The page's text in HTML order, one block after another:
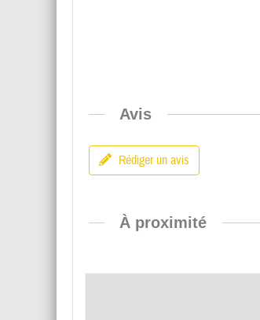
Avis
Rédiger un avis
À proximité